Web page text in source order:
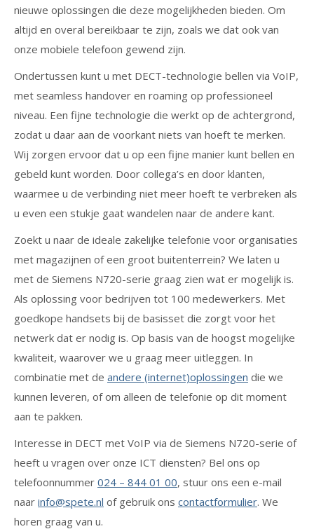
nieuwe oplossingen die deze mogelijkheden bieden. Om
altijd en overal bereikbaar te zijn, zoals we dat ook van
onze mobiele telefoon gewend zijn.
Ondertussen kunt u met DECT-technologie bellen via VoIP,
met seamless handover en roaming op professioneel
niveau. Een fijne technologie die werkt op de achtergrond,
zodat u daar aan de voorkant niets van hoeft te merken.
Wij zorgen ervoor dat u op een fijne manier kunt bellen en
gebeld kunt worden. Door collega’s en door klanten,
waarmee u de verbinding niet meer hoeft te verbreken als
u even een stukje gaat wandelen naar de andere kant.
Zoekt u naar de ideale zakelijke telefonie voor organisaties
met magazijnen of een groot buitenterrein? We laten u
met de Siemens N720-serie graag zien wat er mogelijk is.
Als oplossing voor bedrijven tot 100 medewerkers. Met
goedkope handsets bij de basisset die zorgt voor het
netwerk dat er nodig is. Op basis van de hoogst mogelijke
kwaliteit, waarover we u graag meer uitleggen. In
combinatie met de andere (internet)oplossingen die we
kunnen leveren, of om alleen de telefonie op dit moment
aan te pakken.
Interesse in DECT met VoIP via de Siemens N720-serie of
heeft u vragen over onze ICT diensten? Bel ons op
telefoonnummer 024 – 844 01 00, stuur ons een e-mail
naar info@spete.nl of gebruik ons contactformulier. We
horen graag van u.